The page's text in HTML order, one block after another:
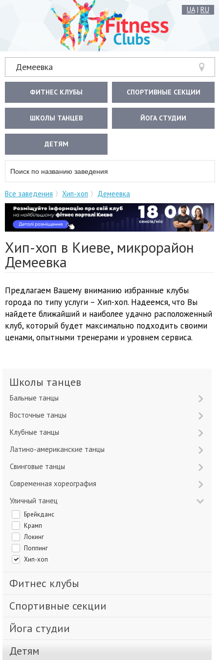
UA| RU
Демеевка
ФИТНЕС КЛУБЫ СПОРТИВНЫЕ СЕКЦИИ
ШКОЛЫ ТАНЦЕВ ЙОГА СТУДИИ
ДЕТЯМ
Все заведения Хип-хоп Демеевка
Хип-хоп в Киеве, микрорайон
Демеевка
Предлагаем Вашему вниманию избранные клубы
города по типу услуги – Хип-хоп. Надеемся, что Вы
найдете ближайший и наиболее удачно расположенный
клуб, который будет максимально подходить своими
ценами, опытными тренерами и уровнем сервиса.
Школы танцев
Бальные танцы
Восточные танцы
Клубные танцы
Латино-американские танцы
Свинговые танцы
Современная хореография
Уличный танец
Брейкданс
Крамп
Локинг
Поппинг
Хип-хоп
Фитнес клубы
Спортивные секции
Йога студии
Детям